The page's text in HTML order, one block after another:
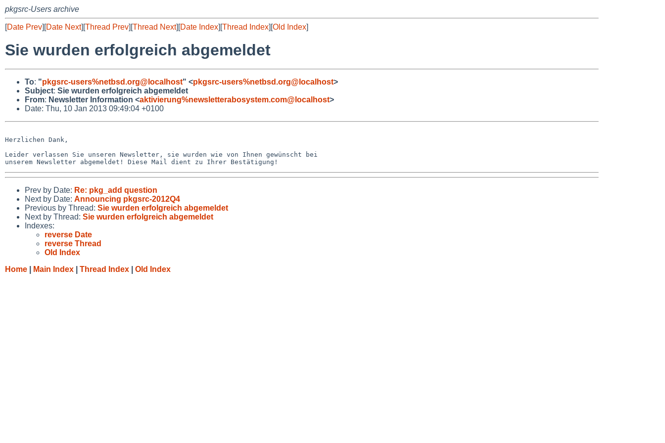
pkgsrc-Users archive
[Date Prev][Date Next][Thread Prev][Thread Next][Date Index][Thread Index][Old Index]
Sie wurden erfolgreich abgemeldet
To: "pkgsrc-users%netbsd.org@localhost" <pkgsrc-users%netbsd.org@localhost>
Subject: Sie wurden erfolgreich abgemeldet
From: Newsletter Information <aktivierung%newsletterabosystem.com@localhost>
Date: Thu, 10 Jan 2013 09:49:04 +0100
Herzlichen Dank,
Leider verlassen Sie unseren Newsletter, sie wurden wie von Ihnen gewünscht bei
Prev by Date: Re: pkg_add question
Next by Date: Announcing pkgsrc-2012Q4
Previous by Thread: Sie wurden erfolgreich abgemeldet
Next by Thread: Sie wurden erfolgreich abgemeldet
Indexes:
reverse Date
reverse Thread
Old Index
Home
Main Index Thread Index Old Index